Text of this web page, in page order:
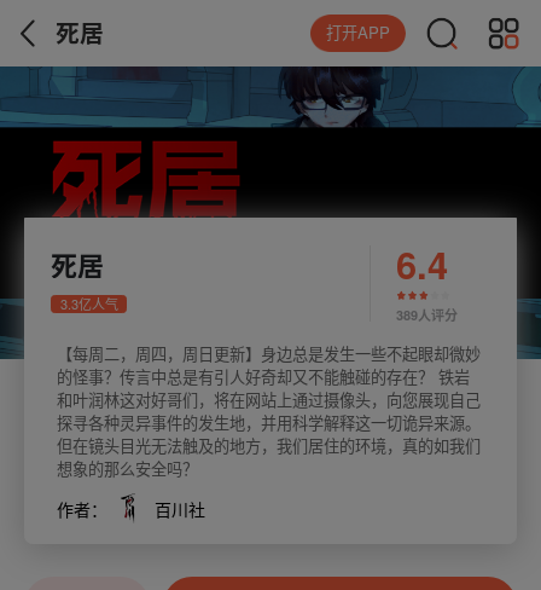
死居 打开APP
死居
3.3亿人气
6.4
389人评分
【每周二，周四，周日更新】身边总是发生一些不起眼却微妙
的怪事？传言中总是有引人好奇却又不能触碰的存在？ 铁岩
和叶润林这对好哥们，将在网站上通过摄像头，向您展现自己
探寻各种灵异事件的发生地，并用科学解释这一切诡异来源。
但在镜头目光无法触及的地方，我们居住的环境，真的如我们
想象的那么安全吗？
作者： 百川社